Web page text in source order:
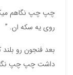
چپ چپ نگاهم
روی یه سکه ان. ”
بعد فنجون رو
داشت چپ چپ